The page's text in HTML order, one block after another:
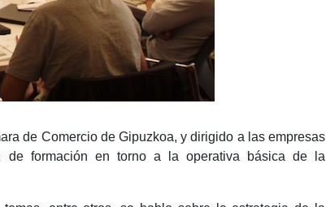
de Comercio de Gipuzkoa, y dirigido a las empresas
formación en torno a la operativa básica de la